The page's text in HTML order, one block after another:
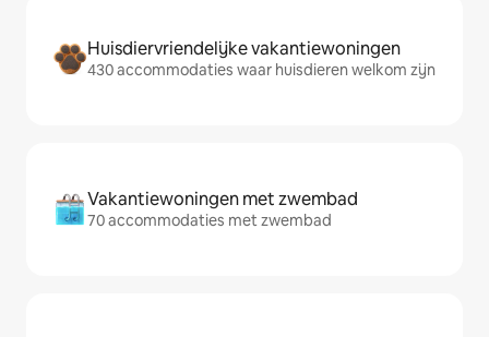
Huisdiervriendelijke vakantiewoningen
430 accommodaties waar huisdieren welkom zijn
Vakantiewoningen met zwembad
70 accommodaties met zwembad